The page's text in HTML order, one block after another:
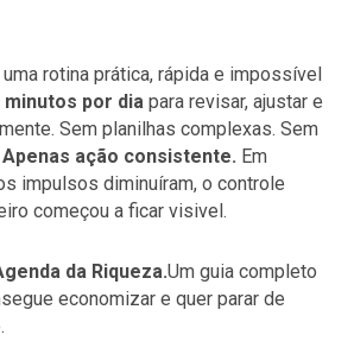
rotina prática, rápida e impossível
minutos por dia para revisar, ajustar e
Sem planilhas complexas. Sem
Apenas ação consistente. Em
impulsos diminuíram, o controle
começou a ficar visivel.
da Riqueza.Um guia completo
economizar e quer parar de